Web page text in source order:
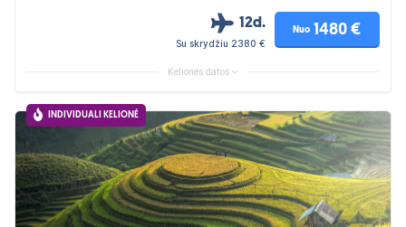
12d.
Su skrydžiu 2380 €
Nuo 1480 €
Kelionės datos
INDIVIDUALI KELIONĖ